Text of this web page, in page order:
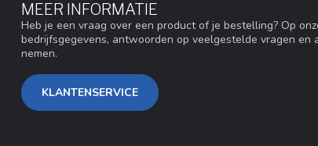
MEER INFORMATIE
Heb je een vraag over een product of je bestelling? Op
bedrijfsgegevens, antwoorden op veelgestelde vragen en
nemen.
KLANTENSERVICE